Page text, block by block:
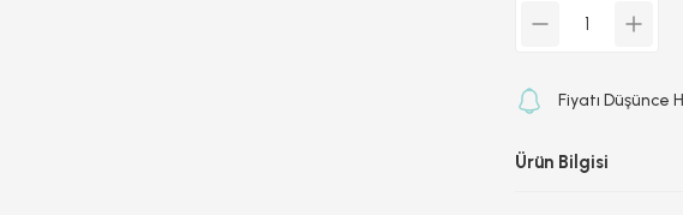
Fiyatı Düşünce
Ürün Bilgisi